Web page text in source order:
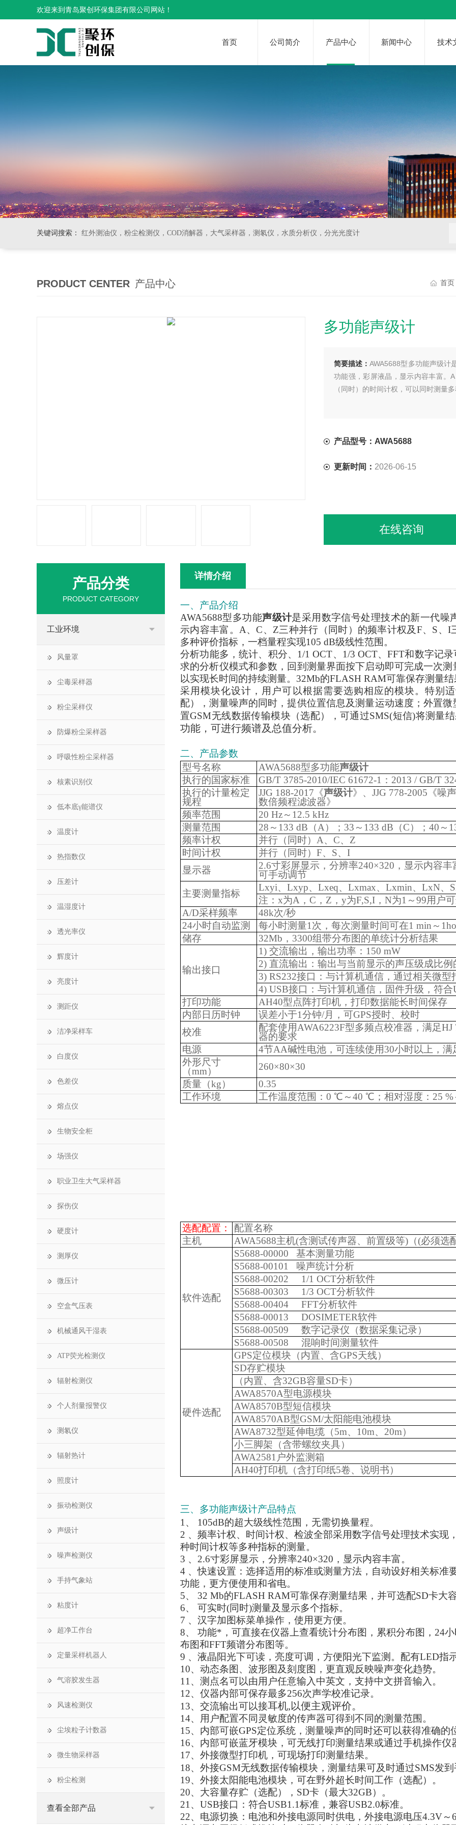
欢迎来到青岛聚创环保集团有限公司网站！
首页 公司简介 产品中心 新闻中心 技术
关键词搜索： 红外测油仪，粉尘检测仪，COD消解器，大气采样器，测氡仪，水质分析仪，分光光度计
PRODUCT CENTER 产品中心 首页
多功能声级计
简要描述：AWA5688型多功能声级计
功能强，彩屏液晶，显示内容丰富。
（同时）的时间计权，可以同时测量
产品型号：AWA5688
更新时间： 2026-06-15
在线咨询
详情介绍
一、产品介绍
AWA5688型多功能声级计是采用数字信号处理技术的新一代噪
示内容丰富。A、C、Z三种并行（同时）的频率计权及F、S、
多种评价指标，一档量程实现105 dB级线性范围。
分析功能多，统计、积分、1/1 OCT、1/3 OCT、FFT和数字记
求的分析仪模式和参数，回到测量界面按下启动即可完成一次
以实现长时间的持续测量。32Mb的FLASH RAM可靠保存测量结
采用模块化设计，用户可以根据需要选购相应的模块。特别
配），测量噪声的同时，提供位置信息及测量运动速度；外置
置GSM无线数据传输模块（选配），可通过SMS(短信)将测量
功能，可进行频谱及总值分析。
二、产品参数
型号名称
AWA5688型多功能声级计
执行的国家标准
GB/T 3785-2010/IEC 61672-1：2013 / GB/T
执行的计量检定
规程
JJG 188-2017《声级计》、JJG 778-2005《噪
数倍频程滤波器》
频率范围
20 Hz～12.5 kHz
测量范围
28～133 dB（A）；33～133 dB（C）；40～
频率计权
并行（同时）A、C、Z
时间计权
并行（同时）F、S、I
显示器
2.6寸彩屏显示，分辨率240×320，显示内容
可手动调节
主要测量指标
Lxyi、Lxyp、Lxeq、Lxmax、Lxmin、LxN、
注：x为A，C，Z，y为F,S,I，N为1～99用户
A/D采样频率
48k次/秒
24小时自动监测
每小时测量1次，每次测量时间可在1 min～
储存
32Mb，3300组带分布图的单统计分析结果
输出接口
1) 交流输出，输出功率：150 mW
2) 直流输出：输出与当前显示的声压级成比
3) RS232接口：与计算机通信，通过相关微
4) USB接口：与计算机通信，固件升级，符
打印功能
AH40型点阵打印机，打印数据能长时间保存
内部日历时钟
误差小于1分钟/月，可GPS授时、校时
校准
配套使用AWA6223F型多频点校准器，满足
器的要求
电源
4节AA碱性电池，可连续使用30小时以上，
外形尺寸
（mm）
260×80×30
质量（kg）
0.35
工作环境
工作温度范围：0 ℃～40 ℃；相对湿度：25 %
选配配置：
配置名称
主机
AWA5688主机(含测试传声器、前置级等)（(必须选
软件选配
S5688-00000 基本测量功能
S5688-00101 噪声统计分析
S5688-00202
1/1 OCT分析软件
S5688-00303
1/3 OCT分析软件
S5688-00404
FFT分析软件
S5688-00013
DOSIMETER软件
S5688-00509
数字记录仪（数据采集记录）
S5688-00508
混响时间测量软件
硬件选配
GPS定位模块（内置、含GPS天线）
SD存贮模块
（内置、含32GB容量SD卡）
AWA8570A型电源模块
AWA8570B型短信模块
AWA8570AB型GSM/太阳能电池模块
AWA8732型延伸电缆（5m、10m、20m）
小三脚架（含带螺纹夹具）
AWA2581户外监测箱
AH40打印机（含打印纸5卷、说明书）
三、多功能声级计产品特点
1、 105dB的超大级线性范围，无需切换量程。
2 、频率计权、时间计权、检波全部采用数字信号处理技术实现
种时间计权等多种指标的测量。
3 、2.6寸彩屏显示，分辨率240×320，显示内容丰富。
4 、快速设置：选择适用的标准或测量方法，自动设好相关标准
功能，更方便使用和省电。
5、 32 Mb的FLASH RAM可靠保存测量结果，并可选配SD卡大
6、 可实时(同时)测量及显示多个指标。
7 、汉字加图标菜单操作，使用更方便。
8、 功能*，可直接在仪器上查看统计分布图，累积分布图，24
布图和FFT频谱分布图等。
9 、液晶阳光下可读，亮度可调，方便阳光下监测。配有LED指
10、动态条图、波形图及刻度图，更直观反映噪声变化趋势。
11、测点名可以由用户任意输入中英文，支持中文拼音输入。
12、仪器内部可保存最多256次声学校准记录。
13、交流输出可以接耳机,以便主观评价。
14、用户配置不同灵敏度的传声器可得到不同的测量范围。
15、内部可嵌GPS定位系统，测量噪声的同时还可以获得准确的
16、内部可嵌蓝牙模块，可无线打印测量结果或通过手机操作仪
17、外接微型打印机，可现场打印测量结果。
18、外接GSM无线数据传输模块，测量结果可及时通过SMS发到
19、外接太阳能电池模块，可在野外超长时间工作（选配）。
20、大容量存贮（选配），SD卡（最大32GB）。
21、USB接口：符合USB1.1标准，兼容USB2.0标准。
22、电源切换：电池和外接电源同时供电，外接电源电压4.3V
产品分类
PRODUCT CATEGORY
工业环境
风量罩
尘毒采样器
粉尘采样仪
防爆粉尘采样器
呼吸性粉尘采样器
核素识别仪
低本底γ能谱仪
温度计
热指数仪
压差计
温湿度计
透光率仪
辉度计
亮度计
测距仪
洁净采样车
白度仪
色差仪
熔点仪
生物安全柜
场强仪
职业卫生大气采样器
探伤仪
硬度计
测厚仪
微压计
空盒气压表
机械通风干湿表
ATP荧光检测仪
辐射检测仪
个人剂量报警仪
测氡仪
辐射热计
照度计
振动检测仪
声级计
噪声检测仪
手持气象站
粘度计
超净工作台
定量采样机器人
气溶胶发生器
风速检测仪
尘埃粒子计数器
微生物采样器
粉尘检测
查看全部产品